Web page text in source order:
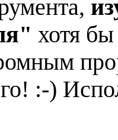
хотя
:-)